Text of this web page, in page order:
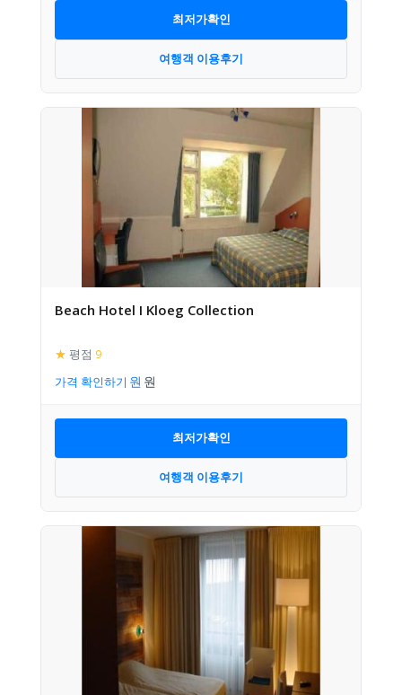
최저가확인
여행객 이용후기
Beach Hotel I Kloeg Collection
★ 평점 9
가격 확인하기
최저가확인
여행객 이용후기